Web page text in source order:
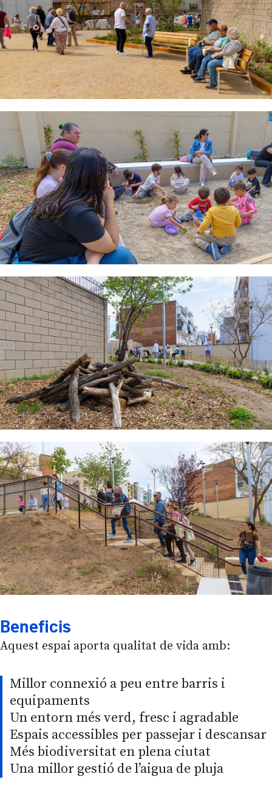
Beneficis
Aquest espai aporta qualitat de vida amb:
Millor connexió a peu entre barris i
equipaments
Un entorn més verd, fresc i agradable
Espais accessibles per passejar i descansar
Més biodiversitat en plena ciutat
Una millor gestió de l’aigua de pluja